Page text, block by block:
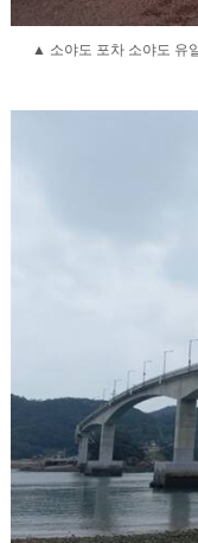
▲ 소야도 포차 소야도 유